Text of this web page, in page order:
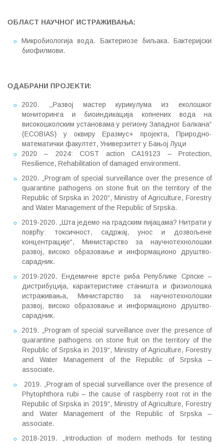
ОБЛАСТ НАУЧНОГ ИСТРАЖИВАЊА:
Микробиологија вода. Бактериозе биљака. Бактеријски
биофилмови.
ОДАБРАНИ ПРОЈЕKТИ:
2020. ,,Развој мастер курикулума из еколошког
мониторинга и биоиндикација копнених вода на
високошколским установама у региону Западног Балкана“
(ECOBIAS) у оквиру Еразмус+ пројекта, Природно-
математички факултет, Универзитет у Бањој Луци
2020 – 2024: COST action CA19123 – Protection,
Resilience, Rehabilitation of damaged environment.
2020. „Program of special surveillance over the presence of
quarantine pathogens on stone fruit on the territory of the
Republic of Srpska in 2020“, Ministry of Agriculture, Forestry
and Water Management of the Republic of Srpska.
2019-2020. „Шта једемо на градским пијацама? Нитрати у
поврћу: токсичност, садржај, унос и дозвољене
концентрације“, Министарство за научнотехнолошки
развој, високо образовање и информационо друштво-
сарадник.
2019-2020. Ендемичне врсте риба Републике Српске –
дистрибуција, карактеристике станишта и физиолошка
истраживања, Министарство за научнотехнолошки
развој, високо образовање и информационо друштво-
сарадник.
2019. „Program of special surveillance over the presence of
quarantine pathogens on stone fruit on the territory of the
Republic of Srpska in 2019“, Ministry of Agriculture, Forestry
and Water Management of the Republic of Srpska –
associate.
2019. „Program of special surveillance over the presence of
Phytophthora rubi – the cause of raspberry root rot in the
Republic of Srpska in 2019“, Ministry of Agriculture, Forestry
and Water Management of the Republic of Srpska –
associate.
2018-2019. „Introduction of modern methods for testing